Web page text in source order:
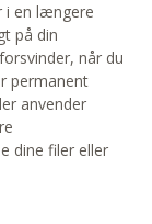
i en længere
på din
når du
permanent
anvender
dine filer eller